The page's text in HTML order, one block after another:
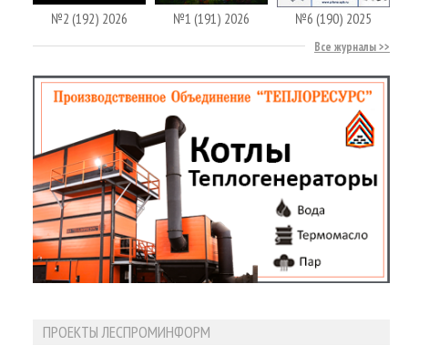
№2 (192) 2026 №1 (191) 2026 №6 (190) 2025
Все журналы
ПРОЕКТЫ ЛЕСПРОМИНФОРМ